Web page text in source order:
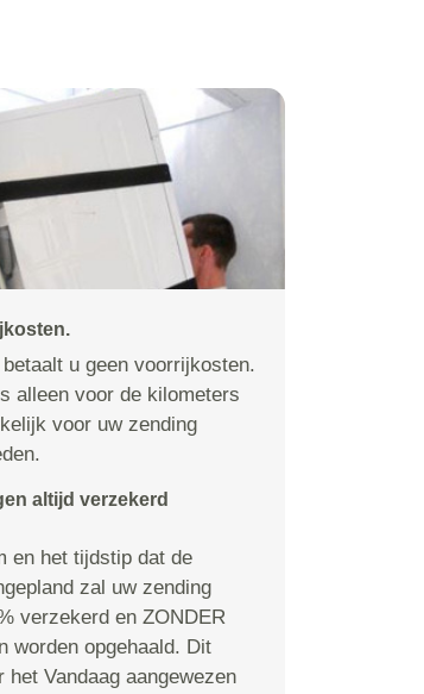
betaalt u geen voorrijkosten.
alleen voor de kilometers
voor uw zending
altijd verzekerd
en het tijdstip dat de
zal uw zending
verzekerd en ZONDER
worden opgehaald. Dit
het Vandaag aangewezen